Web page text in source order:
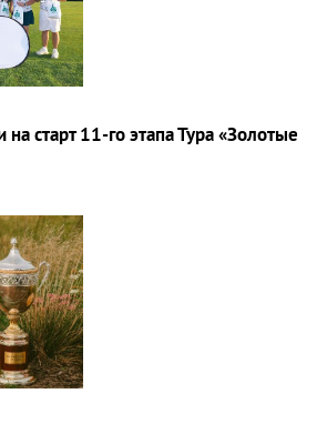
старт 11-го этапа Тура «Золотые